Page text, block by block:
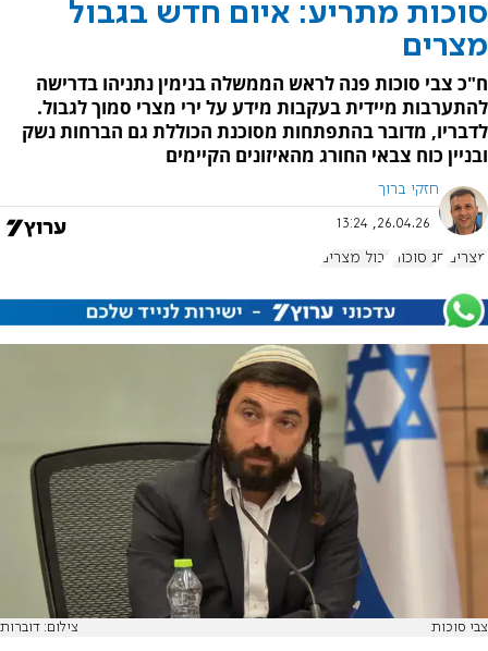
סוכות מתריע: איום חדש בגבול
מצרים
ח"כ צבי סוכות פנה לראש הממשלה בנימין נתניהו בדרישה
להתערבות מיידית בעקבות מידע על ירי מצרי סמוך לגבול.
לדבריו, מדובר בהתפתחות מסוכנת הכוללת גם הברחות נשק
ובניין כוח צבאי החורג מהאיזונים הקיימים
חזקי ברוך
26.04.26, 13:24
מצרים חג סוכות גבול מצרים
צבי סוכות צילום: דוברות